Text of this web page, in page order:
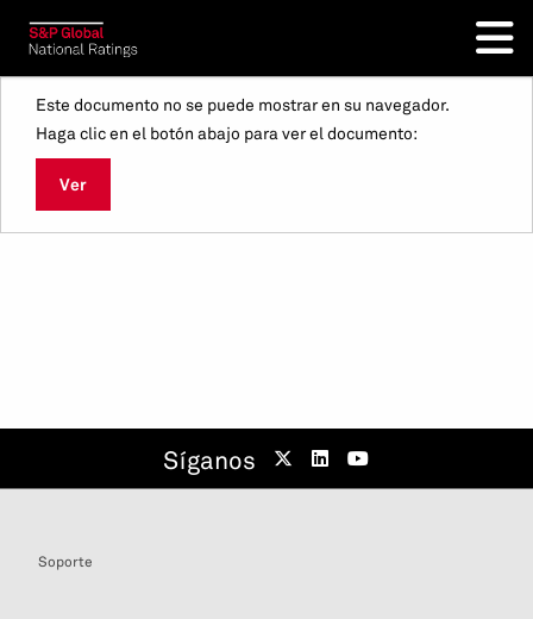
Este documento no se puede mostrar en su navegador.
Haga clic en el botón abajo para ver el documento:
Ver
Síganos
Soporte